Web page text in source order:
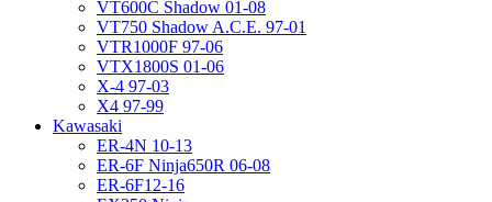
VT600C Shadow 01-08
VT750 Shadow A.C.E. 97-01
VTR1000F 97-06
VTX1800S 01-06
X-4 97-03
X4 97-99
Kawasaki
ER-4N 10-13
ER-6F Ninja650R 06-08
ER-6F12-16